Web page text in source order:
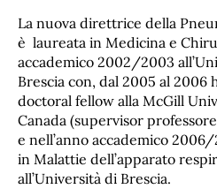
La nuova direttrice della
è laureata in Medicina e
accademico 2002/2003
Brescia con, dal 2005 al
doctoral fellow alla McGill
Canada (supervisor
e nell’anno accademico
in Malattie dell’apparato
all’Università di Brescia.